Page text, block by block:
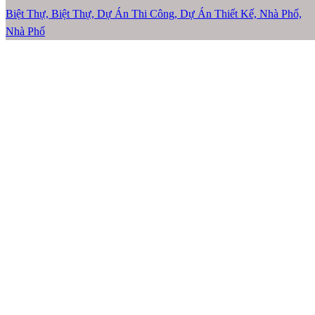
Biệt Thự, Biệt Thự, Dự Án Thi Công, Dự Án Thiết Kế, Nhà Phố,
Nhà Phố